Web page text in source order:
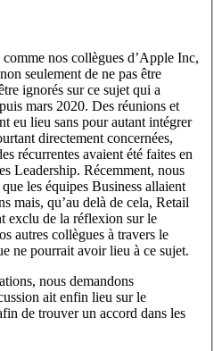
nos collègues d’Apple Inc,
seulement de ne pas être
ignorés sur ce sujet qui a
mars 2020. Des réunions et
eu lieu sans pour autant intégrer
directement concernées,
récurrentes avaient été faites en
Leadership. Récemment, nous
les équipes Business allaient
mais, qu’au delà de cela, Retail
exclu de la réflexion sur le
autres collègues à travers le
ne pourrait avoir lieu à ce sujet.
nous demandons
ait enfin lieu sur le
de trouver un accord dans les